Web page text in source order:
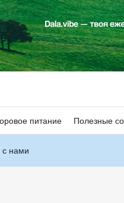
питание Полезные
с нами